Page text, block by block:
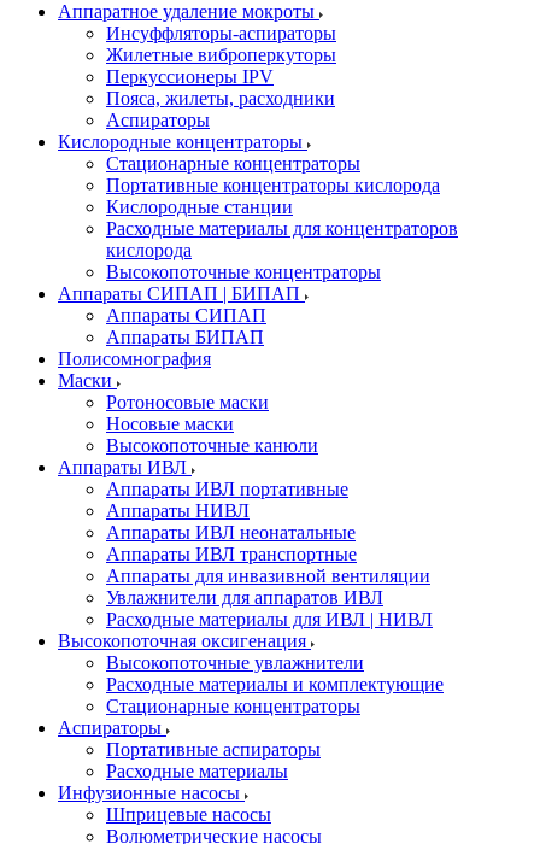
Аппаратное удаление мокроты
Инсуффляторы-аспираторы
Жилетные виброперкуторы
Перкуссионеры IPV
Пояса, жилеты, расходники
Аспираторы
Кислородные концентраторы
Стационарные концентраторы
Портативные концентраторы кислорода
Кислородные станции
Расходные материалы для концентраторов
кислорода
Высокопоточные концентраторы
Аппараты СИПАП | БИПАП
Аппараты СИПАП
Аппараты БИПАП
Полисомнография
Маски
Ротоносовые маски
Носовые маски
Высокопоточные канюли
Аппараты ИВЛ
Аппараты ИВЛ портативные
Аппараты НИВЛ
Аппараты ИВЛ неонатальные
Аппараты ИВЛ транспортные
Аппараты для инвазивной вентиляции
Увлажнители для аппаратов ИВЛ
Расходные материалы для ИВЛ | НИВЛ
Высокопоточная оксигенация
Высокопоточные увлажнители
Расходные материалы и комплектующие
Стационарные концентраторы
Аспираторы
Портативные аспираторы
Расходные материалы
Инфузионные насосы
Шприцевые насосы
Волюметрические насосы